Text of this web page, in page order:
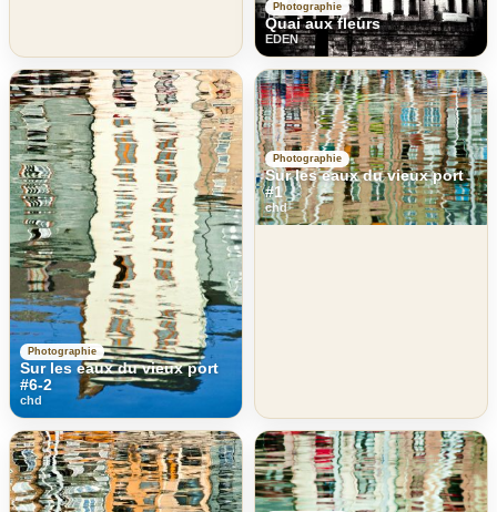
Photographie
Quai aux fleurs
EDEN
Photographie
Sur les eaux du vieux port
#6-2
chd
Photographie
Sur les eaux du vieux port
#1
chd